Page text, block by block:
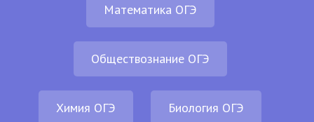
Математика ОГЭ
Обществознание ОГЭ
Химия ОГЭ Биология ОГЭ